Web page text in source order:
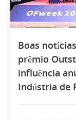
Boas
prêmio
influência
Indústria de